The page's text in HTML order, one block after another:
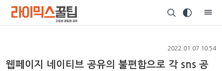
2022.01.07 10:54
웹페이지 네이티브 공유의 불편함으로 각 sns 공
Sketchbook5, 스케치북5